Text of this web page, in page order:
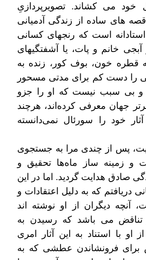
خود می کشاند. تصویرپردازیِ
های ساده از زندگی آدمیانی
است که رنجهای کسانی
خانم و پات، یا آشفتگیهای
قطره خون، بوف کور، زنده به
را دست کم برای مدتی مسحور
بی سبب نیست که او را جزو
جهان معرفی کرده‌اند، هرچند
خود را سورئال نمی‌دانسته
پس از چندی مرا به جستجوی
و زمینه ساز ما‌ه‌ها تحقیق و
صادق هدایت گردید. اما در این
دریافتم که به دلیل اعتقادات و
آنچه دیگران از او نوشته اند
تناقض می باشد که رسیدن به
او با استناد به این آثار امری
فرونشاندن عطشی که به